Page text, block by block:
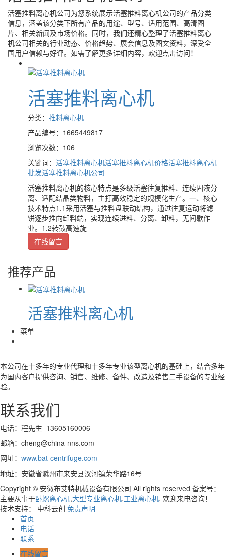
活塞推料离心机公司为您系统展示活塞推料离心机公司的产品分类
信息，涵盖该分类下所有产品的用途、型号、适用范围、高清图
片、相关新闻及市场价格。同时，我们还精心整理了活塞推料离心
机公司相关的行业动态、价格趋势、展会信息及图文资料，深受全
国用户信赖与好评。如需了解更多详细内容，欢迎点击访问！
活塞推料离心机
分类： 推料离心机
产品编号：1665449817
浏览次数：106
关键词： 活塞推料离心机活塞推料离心机价格活塞推料离心机
批发活塞推料离心机公司
活塞推料离心机的核心特点是多级活塞往复推料、连续固液分
离、适配结晶类物料，主打高效稳定的规模化生产。一、核心
技术特点1.1采用活塞与推料盘联动结构，通过往复运动将滤
饼逐步推向卸料端，实现连续进料、分离、卸料，无间歇作
业。1.2转鼓高速旋
在线留言
推荐产品
活塞推料离心机
菜单
本公司在十多年的专业代理和十多年专业该型离心机的基础上，结合多年
为国内客户提供咨询、销售、维修、备件、改造及销售二手设备的专业经
验。
联系我们
电话：程先生 13605160006
邮箱：cheng@china-nns.com
网址： www.bat-centrifuge.com
地址：安徽省滁州市来安县汊河镇荣华路16号
Copyright © 安徽布艾特机械设备有限公司 All rights reserved 备案号：
主要从事于卧螺离心机,大型专业离心机,工业离心机, 欢迎来电咨询！
技术支持： 中科云创 免责声明
首页
电话
联系
在线留言